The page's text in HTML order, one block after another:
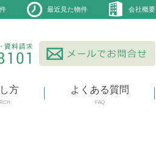
最近見た物件 会社概要
方 よくある質問
FAQ